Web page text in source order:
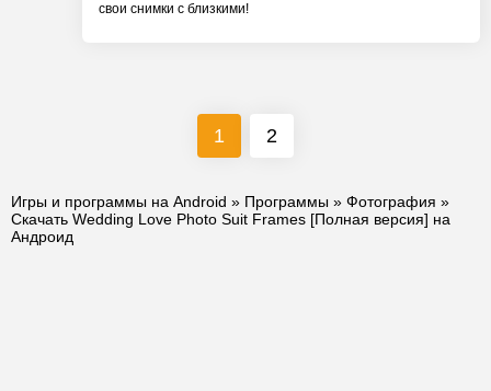
свои снимки с близкими!
1 2
Игры и программы на Android » Программы » Фотография »
Скачать Wedding Love Photo Suit Frames [Полная версия] на
Андроид